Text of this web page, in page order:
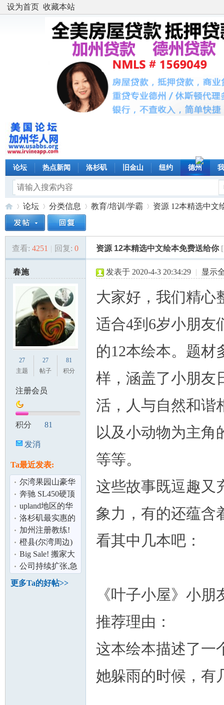
设为首页 收藏本站
论坛 热点新闻 洛杉矶 旧金山 纽约 德州
美»
论坛
›
分类信息 教育/培训/学霸
›
资源 12本精选中文
查看: 4251 | 回复: 0 资源 12本精选中文绘本免费送给你
春施
27
主题
27
帖子
81
积分
注册会员
积分 81
发消
Ta最近发表:
尔湾果园山豪华
警卫社区/团队独
家
奔驰 SL450硬顶
敞篷便宜出租
upland地区的华
人课后补习班
洛杉矶最实惠的
汽车保险！
加州注册教练!
(626)692-3821
橙县(尔湾周边)
精致美屋上市,2
房2浴
Big Sale! 搬家大
拍卖! 物品状态
非常良好
公司持续扩张,急
需资金注入,扩大
生意规模,
更多Ta的好帖>>
发表于 2020-4-3 20:34:29 | 显示
大家好，我们精心
适合4到6岁小朋友
的12本绘本。题材
样，涵盖了小朋友
活，人与自然和谐
以及小动物为主角
等等。
这些故事既逗趣又
象力，有的还蕴含
看其中几本吧：
《叶子小屋》小
推荐理由：
这本绘本描述了一
她躲雨的时候，有